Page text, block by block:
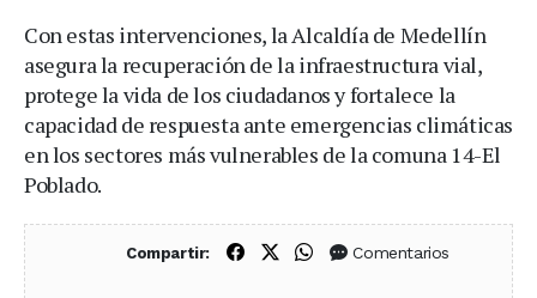
Con estas intervenciones, la Alcaldía de Medellín
asegura la recuperación de la infraestructura vial,
protege la vida de los ciudadanos y fortalece la
capacidad de respuesta ante emergencias climáticas
en los sectores más vulnerables de la comuna 14-El
Poblado.
Compartir: Compartir en Facebook
Compartir en X (Twitter)
Compartir en WhatsApp
Comentarios